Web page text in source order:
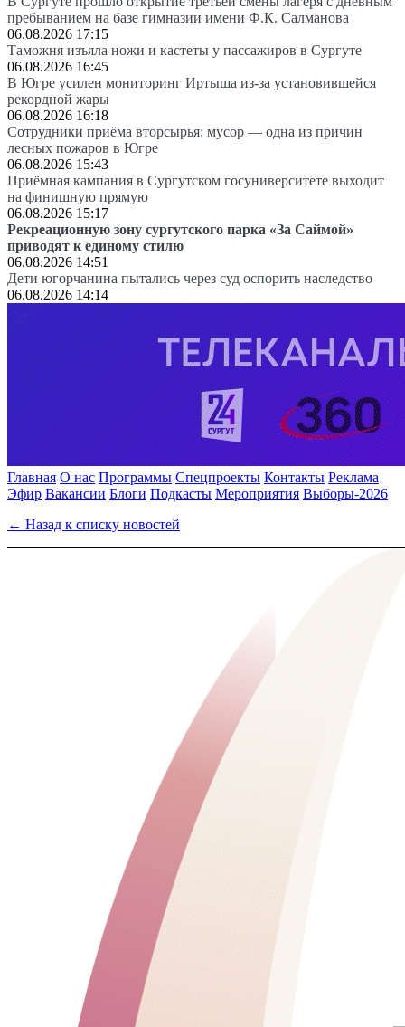
пребыванием на базе гимназии имени Ф.К. Салманова
06.08.2026 17:15
Таможня изъяла ножи и кастеты у пассажиров в Сургуте
06.08.2026 16:45
В Югре усилен мониторинг Иртыша из-за установившейся
рекордной жары
06.08.2026 16:18
Сотрудники приёма вторсырья: мусор — одна из причин
лесных пожаров в Югре
06.08.2026 15:43
Приёмная кампания в Сургутском госуниверситете выходит
на финишную прямую
06.08.2026 15:17
Рекреационную зону сургутского парка «За Саймой»
приводят к единому стилю
06.08.2026 14:51
Дети югорчанина пытались через суд оспорить наследство
06.08.2026 14:14
Главная О нас Программы Спецпроекты Контакты Реклама
Эфир Вакансии Блоги Подкасты Мероприятия Выборы-2026
← Назад к списку новостей